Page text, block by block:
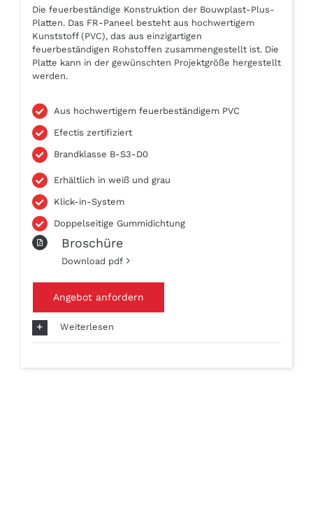
Die feuerbeständige Konstruktion der Bouwplast-Plus-
Platten. Das FR-Paneel besteht aus hochwertigem
Kunststoff (PVC), das aus einzigartigen
feuerbeständigen Rohstoffen zusammengestellt ist. Die
Platte kann in der gewünschten Projektgröße hergestellt
werden.
Aus hochwertigem feuerbeständigem PVC
Efectis zertifiziert
Brandklasse B-S3-D0
Erhältlich in weiß und grau
Klick-in-System
Doppelseitige Gummidichtung
Broschüre
Download pdf
Angebot anfordern
Weiterlesen